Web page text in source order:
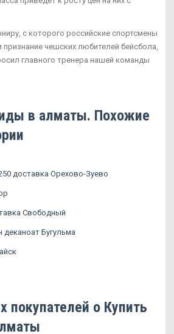
с которого российские спортсмены
признание чешских любителей бейсбола,
главного тренера нашей команды
в алматы. Похожие
доставка Орехово-Зуево
Свободный
Бугульма
покупателей о Купить